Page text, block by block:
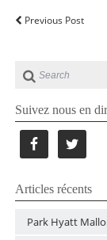
Previous Post
Suivez nous en
Articles récents
Park Hyatt